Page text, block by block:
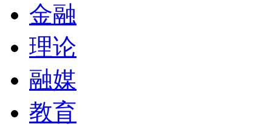
金融
理论
融媒
教育